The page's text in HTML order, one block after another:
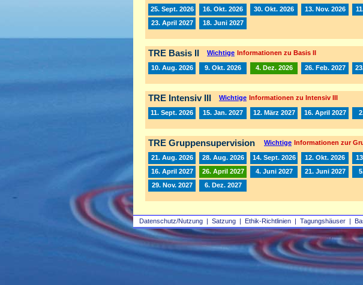
Datenschutz/Nutzung | Satzung | Ethik-Richtlinien | Tagungshäuser |
25. Sept. 2026 16. Okt. 2026 30. Okt. 2026 13. Nov. 2026
23. April 2027
18. Juni 2027
TRE Basis II Wichtige Informationen zu Basis II
10. Aug. 2026 9. Okt. 2026 4. Dez. 2026 26. Feb. 2027
TRE Intensiv III Wichtige Informationen zu Intensiv III
11. Sept. 2026 15. Jan. 2027 12. März 2027 16. April 2027
TRE Gruppensupervision Wichtige Informationen zur
21. Aug. 2026 28. Aug. 2026 14. Sept. 2026 12. Okt. 2026
16. April 2027
26. April 2027 4. Juni 2027 21. Juni 2027
29. Nov. 2027
6. Dez. 2027